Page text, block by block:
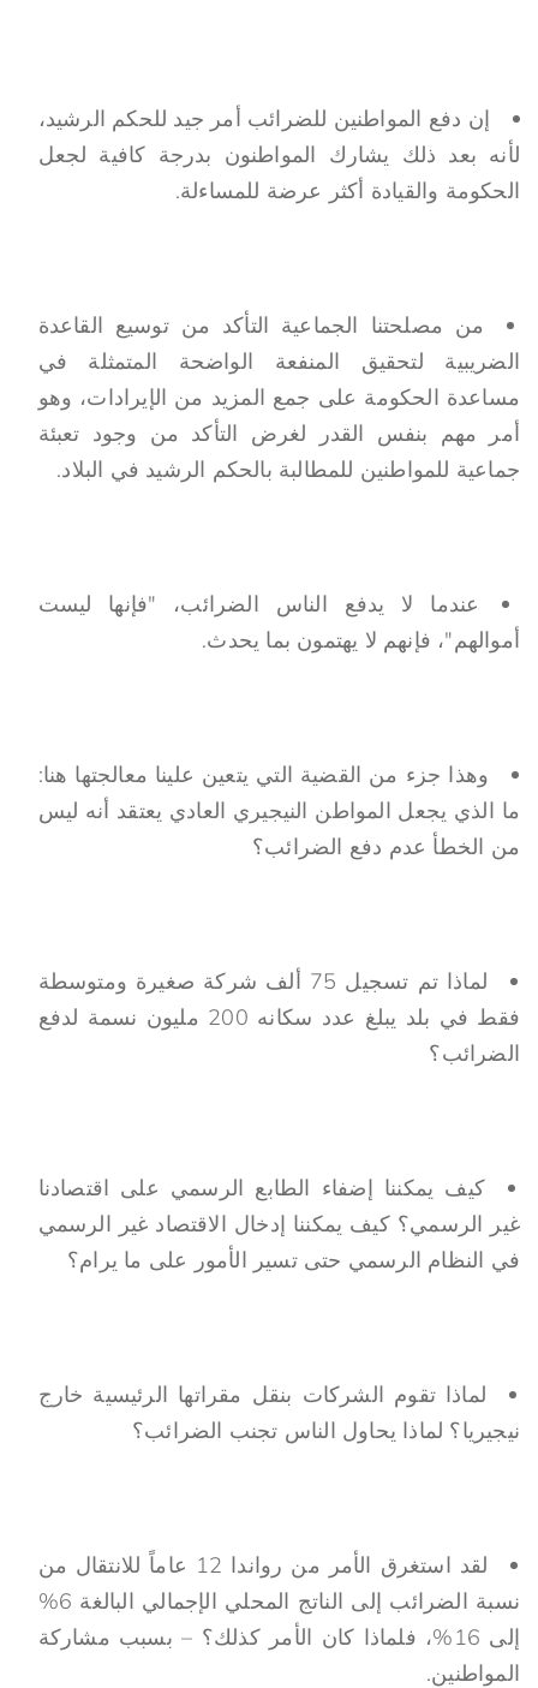
إن دفع المواطنين للضرائب أمر جيد للحكم الرشيد،
لأنه بعد ذلك يشارك المواطنون بدرجة كافية لجعل
الحكومة والقيادة أكثر عرضة للمساءلة.
من مصلحتنا الجماعية التأكد من توسيع القاعدة
الضريبية لتحقيق المنفعة الواضحة المتمثلة في
مساعدة الحكومة على جمع المزيد من الإيرادات، وهو
أمر مهم بنفس القدر لغرض التأكد من وجود تعبئة
جماعية للمواطنين للمطالبة بالحكم الرشيد في البلاد.
عندما لا يدفع الناس الضرائب، "فإنها ليست
أموالهم"، فإنهم لا يهتمون بما يحدث.
وهذا جزء من القضية التي يتعين علينا معالجتها هنا:
ما الذي يجعل المواطن النيجيري العادي يعتقد أنه ليس
من الخطأ عدم دفع الضرائب؟
لماذا تم تسجيل 75 ألف شركة صغيرة ومتوسطة
فقط في بلد يبلغ عدد سكانه 200 مليون نسمة لدفع
الضرائب؟
كيف يمكننا إضفاء الطابع الرسمي على اقتصادنا
غير الرسمي؟ كيف يمكننا إدخال الاقتصاد غير الرسمي
في النظام الرسمي حتى تسير الأمور على ما يرام؟
لماذا تقوم الشركات بنقل مقراتها الرئيسية خارج
نيجيريا؟ لماذا يحاول الناس تجنب الضرائب؟
لقد استغرق الأمر من رواندا 12 عاماً للانتقال من
نسبة الضرائب إلى الناتج المحلي الإجمالي البالغة 6%
إلى 16%، فلماذا كان الأمر كذلك؟ – بسبب مشاركة
المواطنين.